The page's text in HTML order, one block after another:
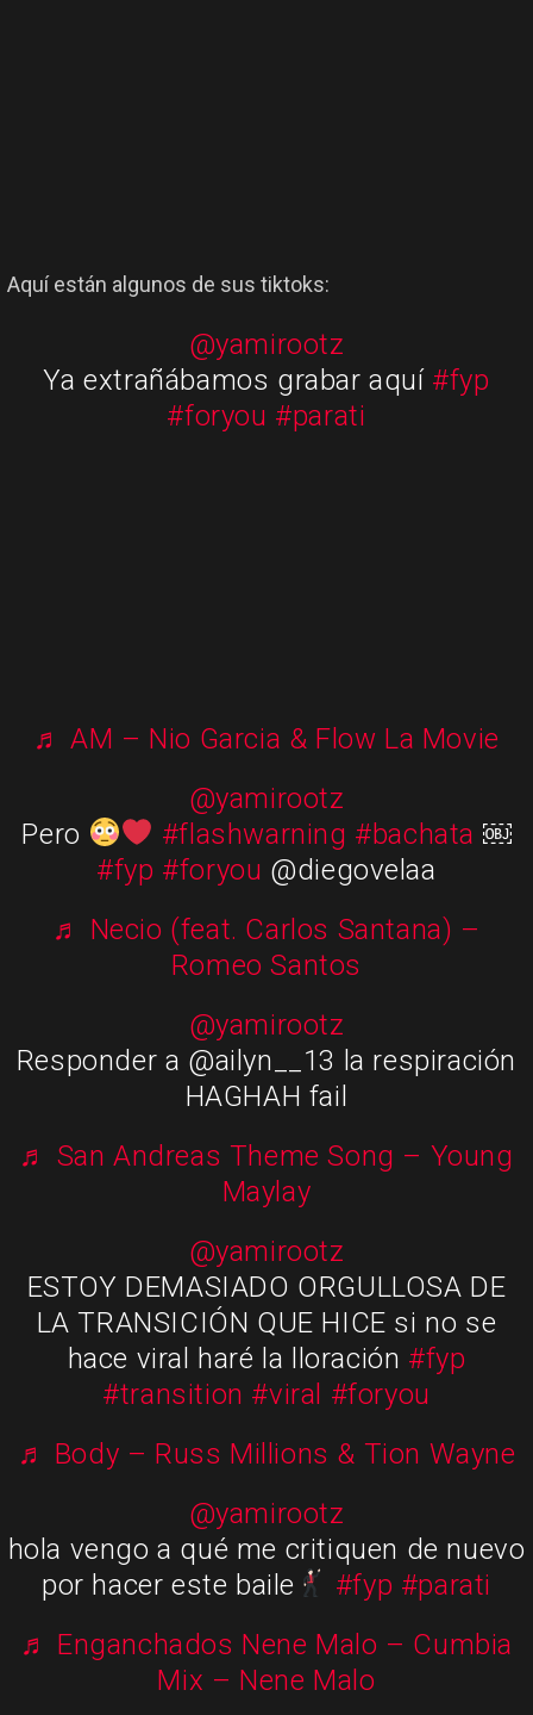
Aquí están algunos de sus tiktoks:
@yamirootz
Ya extrañábamos grabar aquí #fyp
#foryou #parati
♬ AM – Nio Garcia & Flow La Movie
@yamirootz
Pero
#flashwarning #bachata ￼
#fyp #foryou @diegovelaa
♬ Necio (feat. Carlos Santana) –
Romeo Santos
@yamirootz
Responder a @ailyn__13 la respiración
HAGHAH fail
♬ San Andreas Theme Song – Young
Maylay
@yamirootz
ESTOY DEMASIADO ORGULLOSA DE
LA TRANSICIÓN QUE HICE si no se
hace viral haré la lloración #fyp
#transition #viral #foryou
♬ Body – Russ Millions & Tion Wayne
@yamirootz
hola vengo a qué me critiquen de nuevo
por hacer este baile
#fyp #parati
♬ Enganchados Nene Malo – Cumbia
Mix – Nene Malo